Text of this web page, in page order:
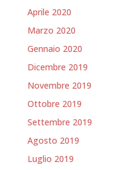
Aprile 2020
Marzo 2020
Gennaio 2020
Dicembre 2019
Novembre 2019
Ottobre 2019
Settembre 2019
Agosto 2019
Luglio 2019